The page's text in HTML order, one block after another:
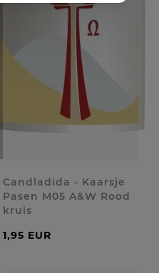
Candladida - Kaarsje
Pasen M05 A&W Rood
kruis
1,95 EUR